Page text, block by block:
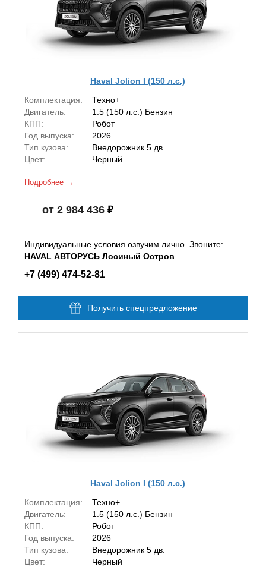
Haval Jolion I (150 л.с.)
Комплектация:
Техно+
Двигатель:
1.5 (150 л.с.) Бензин
КПП:
Робот
Год выпуска:
2026
Тип кузова:
Внедорожник 5 дв.
Цвет:
Черный
Подробнее
от 2 984 436
Индивидуальные условия озвучим лично. Звоните:
HAVAL АВТОРУСЬ Лосиный Остров
+7 (499) 474-52-81
Получить спецпредложение
Haval Jolion I (150 л.с.)
Комплектация:
Техно+
Двигатель:
1.5 (150 л.с.) Бензин
КПП:
Робот
Год выпуска:
2026
Тип кузова:
Внедорожник 5 дв.
Цвет:
Черный